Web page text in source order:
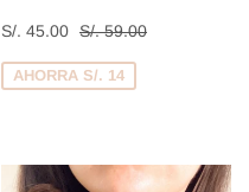
Precio
de
venta
S/. 45.00 S/.
45.00
Precio habitual
S/. 59.00
AHORRA S/. 14